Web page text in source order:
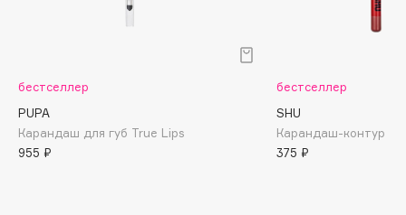
by TERRY
BY WISHTREND
Byredo
бестселлер
PUPA
Карандаш для губ True Lips
955 ₽
бестселлер
SHU
Карандаш-контур
375 ₽